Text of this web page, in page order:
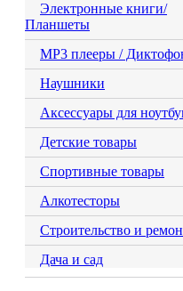
Электронные книги/
Планшеты
MP3 плееры /
Наушники
Аксессуары для
Детские товары
Спортивные товары
Алкотесторы
Строительство и
Дача и сад